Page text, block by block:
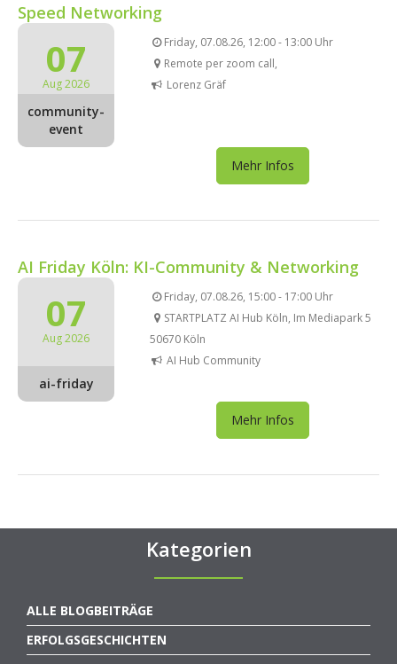
Speed Networking
07
Aug 2026
community-
event
Friday, 07.08.26, 12:00 - 13:00 Uhr
Remote per zoom call,
Lorenz Gräf
Mehr Infos
AI Friday Köln: KI-Community & Networking
07
Aug 2026
ai-friday
Friday, 07.08.26, 15:00 - 17:00 Uhr
STARTPLATZ AI Hub Köln, Im Mediapark 5
50670 Köln
AI Hub Community
Mehr Infos
Kategorien
ALLE BLOGBEITRÄGE
ERFOLGSGESCHICHTEN